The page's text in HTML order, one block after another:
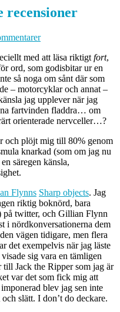
recensioner
med att läsa riktigt fort,
ord, som godisbitar ur en
så noga om sånt där som
– motorcyklar och annat –
jag upplever när jag
fartvinden fladdra… om
orienterade nervceller…?
och plöjt mig till 80% genom
knarkad (som om jag nu
säregen känsla,
Flynns Sharp objects. Jag
riktig boknörd, bara
på twitter, och Gillian Flynn
i nördkonversationerna dem
vägen tidigare, men flera
det exempelvis när jag läste
sig vara en tämligen
till Jack the Ripper som jag är
var det som fick mig att
blev jag sen inte
slätt. I don’t do deckare.